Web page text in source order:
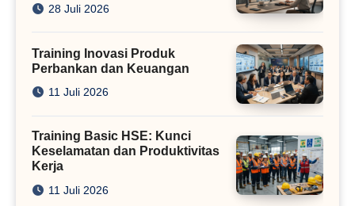
28 Juli 2026
Training Inovasi Produk
Perbankan dan Keuangan
11 Juli 2026
Training Basic HSE: Kunci
Keselamatan dan Produktivitas
Kerja
11 Juli 2026